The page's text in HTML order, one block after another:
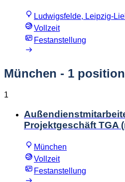
Ludwigsfelde, Leipzig-
Vollzeit
Festanstellung
München - 1 position
1
Projektgeschäft TGA
München
Vollzeit
Festanstellung